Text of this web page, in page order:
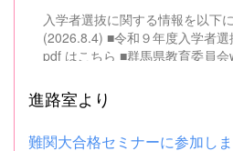
政府を暴力で破壊することを主
結成し、又はこれに加入した者 （2）平成11年改正前の民
法の規定による準禁治産の宣告
入学者選抜に関する情報を以下
(2026.8.4) ■令和９年度入学者選
pdf はこちら ■群馬県教育委員
進路室より
難関大合格セミナーに参加し